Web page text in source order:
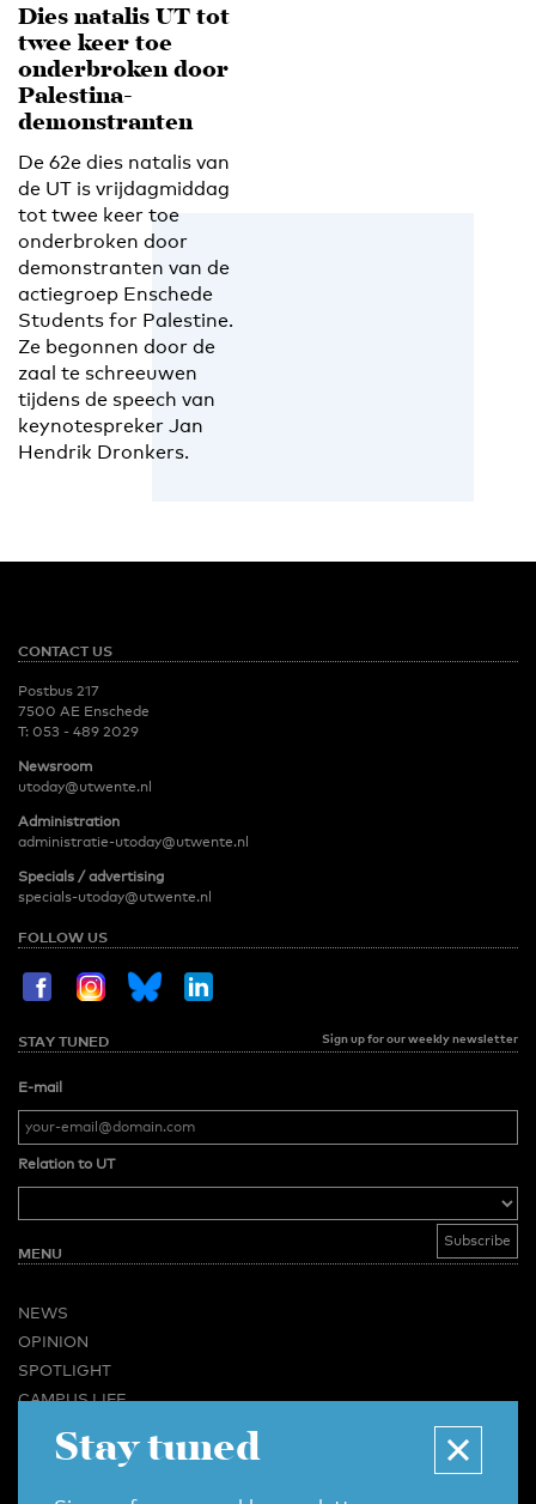
Dies natalis UT tot
twee keer toe
onderbroken door
Palestina-
demonstranten
De 62e dies natalis van
de UT is vrijdagmiddag
tot twee keer toe
onderbroken door
demonstranten van de
actiegroep Enschede
Students for Palestine.
Ze begonnen door de
zaal te schreeuwen
tijdens de speech van
keynotespreker Jan
Hendrik Dronkers.
CONTACT US
Postbus 217
7500 AE Enschede
T: 053 - 489 2029
Newsroom
utoday@utwente.nl
Administration
administratie-utoday@utwente.nl
Specials / advertising
specials-utoday@utwente.nl
FOLLOW US
STAY TUNED Sign up for our weekly newsletter
E-mail
Relation to UT
MENU
NEWS
OPINION
SPOTLIGHT
CAMPUS LIFE
BUSINESS & CAREER
Stay tuned